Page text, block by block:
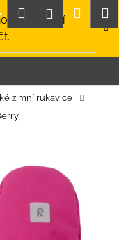
a odesílání
HledatPřihlášení
zimní rukavice